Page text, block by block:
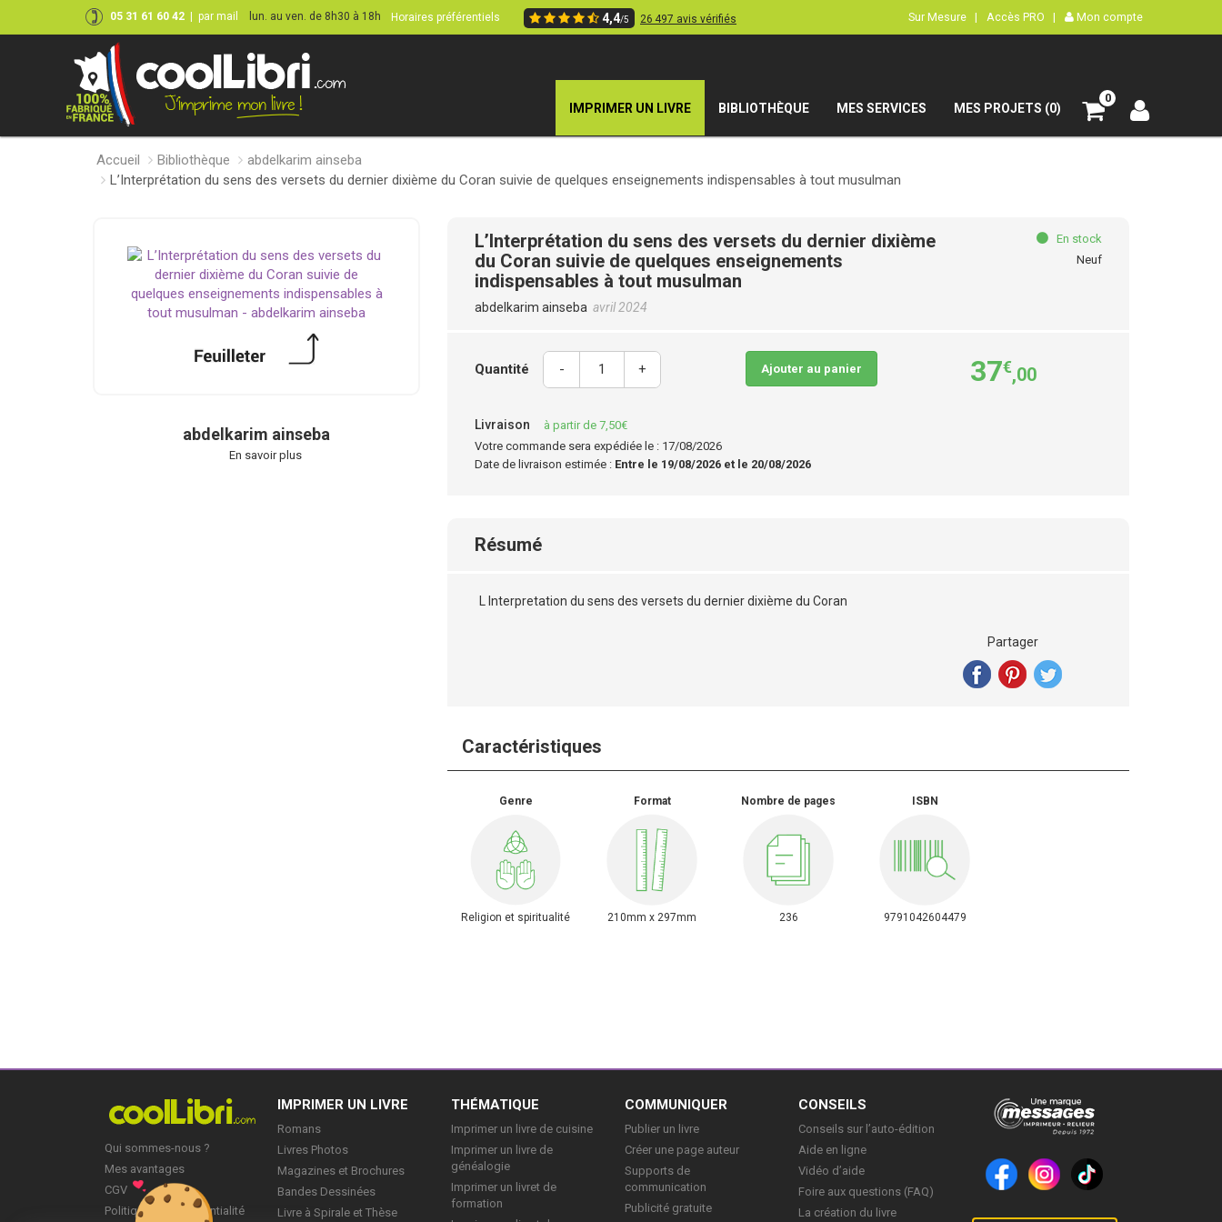
05 31 61 60 42 par mail lun. au ven. de 8h30 à 18h Horaires préférentiels 4,4/5 26 497 avis vérifiés Sur Mesure | Accès PRO | Mon compte
IMPRIMER UN LIVRE BIBLIOTHÈQUE MES SERVICES MES PROJETS (0)
0
Accueil Bibliothèque
abdelkarim ainseba
L’Interprétation du sens des versets du dernier dixième du Coran suivie de quelques enseignements indispensables à tout musulman
abdelkarim ainseba
En savoir plus
L’Interprétation du sens des versets du dernier dixième
du Coran suivie de quelques enseignements
indispensables à tout musulman
abdelkarim ainseba avril 2024
En stock
Neuf
Quantité - + Ajouter au panier 37€,00
Livraison
à partir de 7,50€
Votre commande sera expédiée le : 17/08/2026
Date de livraison estimée : Entre le 19/08/2026 et le 20/08/2026
Résumé
L Interpretation du sens des versets du dernier dixième du Coran
Partager
Caractéristiques
Genre
Religion et spiritualité
Format
210mm x 297mm
Nombre de pages
236
ISBN
9791042604479
Qui sommes-nous ?
Mes avantages
CGV
Politique de Confidentialité
IMPRIMER UN LIVRE
Romans
Livres Photos
Magazines et Brochures
Bandes Dessinées
Livre à Spirale et Thèse
THÉMATIQUE
Imprimer un livre de cuisine
Imprimer un livre de
généalogie
Imprimer un livret de
formation
COMMUNIQUER
Publier un livre
Créer une page auteur
Supports de
communication
Publicité gratuite
CONSEILS
Conseils sur l’auto-édition
Aide en ligne
Vidéo d’aide
Foire aux questions (FAQ)
La création du livre